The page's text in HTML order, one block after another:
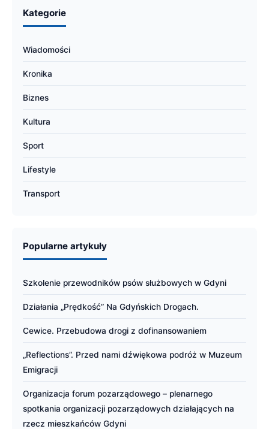
Kategorie
Wiadomości
Kronika
Biznes
Kultura
Sport
Lifestyle
Transport
Popularne artykuły
Szkolenie przewodników psów służbowych w Gdyni
Działania „Prędkość” Na Gdyńskich Drogach.
Cewice. Przebudowa drogi z dofinansowaniem
„Reflections”. Przed nami dźwiękowa podróż w Muzeum
Emigracji
Organizacja forum pozarządowego – plenarnego
spotkania organizacji pozarządowych działających na
rzecz mieszkańców Gdyni